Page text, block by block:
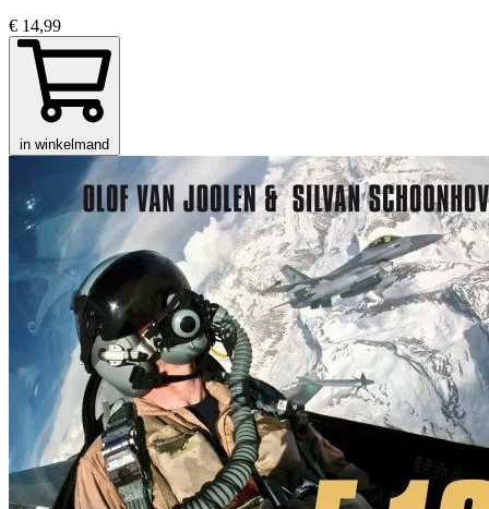
€ 14,99
in winkelmand